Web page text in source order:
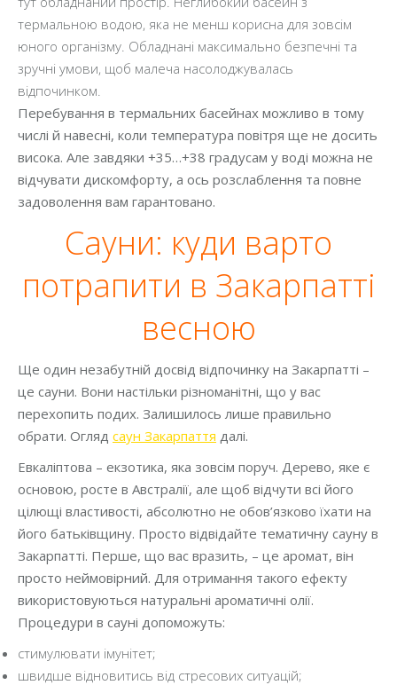
термальною водою, яка не менш корисна для зовсім
юного організму. Обладнані максимально безпечні та
зручні умови, щоб малеча насолоджувалась
відпочинком.
Перебування в термальних басейнах можливо в тому
числі й навесні, коли температура повітря ще не досить
висока. Але завдяки +35…+38 градусам у воді можна не
відчувати дискомфорту, а ось розслаблення та повне
задоволення вам гарантовано.
Сауни: куди варто
потрапити в Закарпатті
весною
Ще один незабутній досвід відпочинку на Закарпатті –
це сауни. Вони настільки різноманітні, що у вас
перехопить подих. Залишилось лише правильно
обрати. Огляд саун Закарпаття далі.
Евкаліптова – екзотика, яка зовсім поруч. Дерево, яке є
основою, росте в Австралії, але щоб відчути всі його
цілющі властивості, абсолютно не обов’язково їхати на
його батьківщину. Просто відвідайте тематичну сауну в
Закарпатті. Перше, що вас вразить, – це аромат, він
просто неймовірний. Для отримання такого ефекту
використовуються натуральні ароматичні олії.
Процедури в сауні допоможуть:
стимулювати імунітет;
швидше відновитись від стресових ситуацій;